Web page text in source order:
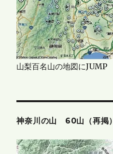
山梨百名山の地図にJUMP
神奈川の山 60山（再掲）